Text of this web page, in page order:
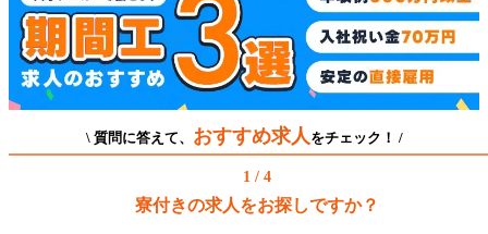
\ 質問に答えて、 おすすめ求人 をチェック！ /
1 / 4
寮付きの求人をお探しですか？